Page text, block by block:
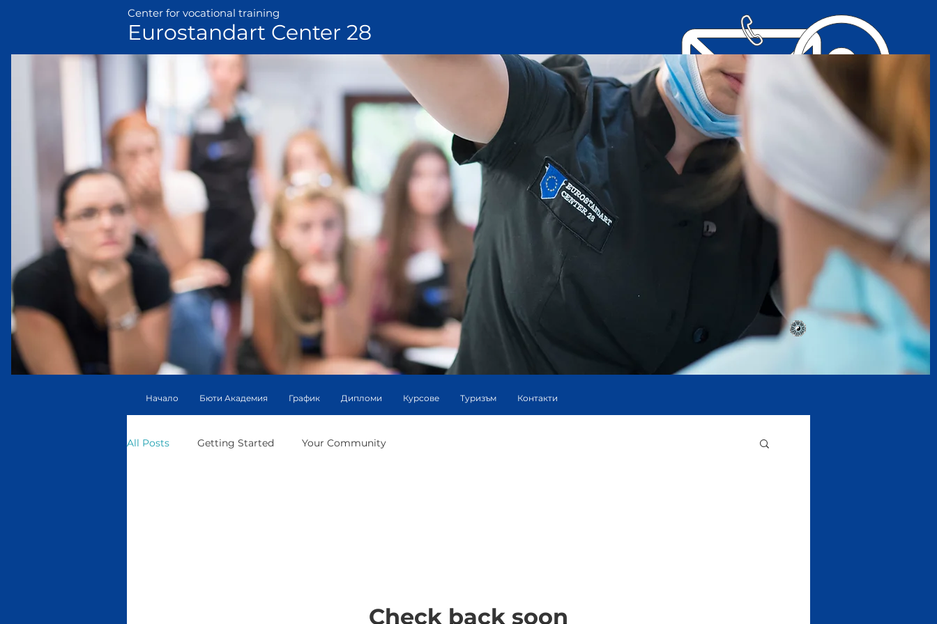
Center for vocational training
Eurostandart Center 28
Начало Бюти Академия График Дипломи Курсове Туризъм Контакти
All Posts Getting Started Your Community
Check back soon